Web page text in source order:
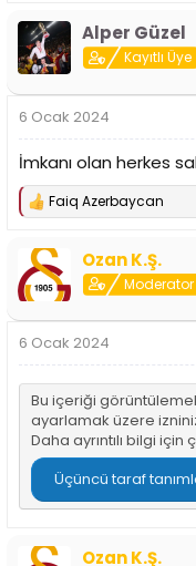
p
k
i
l
Alper Güzel
Kayıtlı Üye
6 Ocak 2024
İmkanı olan herkes
T
k
i
l
Faiq Azerbaycan
Ozan K.Ş.
Moderator
6 Ocak 2024
Bu içeriği
ayarlamak üzere
Daha ayrıntılı bilgi için
Üçüncü taraf
Ozan K.Ş.